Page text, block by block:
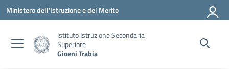
Vai ai contenuti
Vai al menu di navigazione
Vai al footer
Ministero dell'Istruzione e del Merito
Istituto Istruzione Secondaria
Superiore
Gioeni Trabia